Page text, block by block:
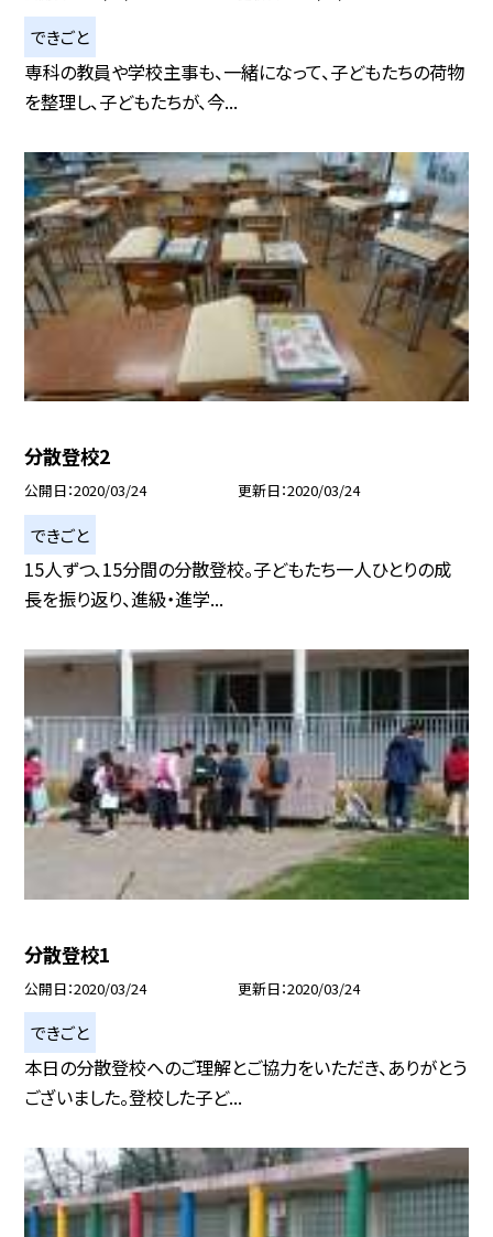
できごと
専科の教員や学校主事も、一緒になって、子どもたちの荷物
を整理し、子どもたちが、今...
分散登校2
公開日 2020/03/24 更新日 2020/03/24
できごと
15人ずつ、15分間の分散登校。子どもたち一人ひとりの成
長を振り返り、進級・進学...
分散登校1
公開日 2020/03/24 更新日 2020/03/24
できごと
本日の分散登校へのご理解とご協力をいただき、ありがとう
ございました。登校した子ど...